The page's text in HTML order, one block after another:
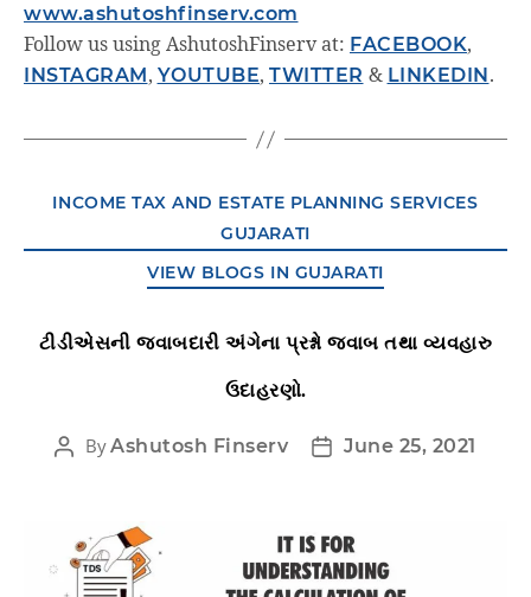
www.ashutoshfinserv.com
Follow us using AshutoshFinserv at: FACEBOOK,
INSTAGRAM , YOUTUBE, TWITTER & LINKEDIN .
INCOME TAX AND ESTATE PLANNING SERVICES
GUJARATI
VIEW BLOGS IN GUJARATI
ટીડીએસની જવાબદારી અંગેના પ્રશ્નો જવાબ તથા વ્યવહારુ
ઉદાહરણો.
ByAshutosh Finserv June 25, 2021